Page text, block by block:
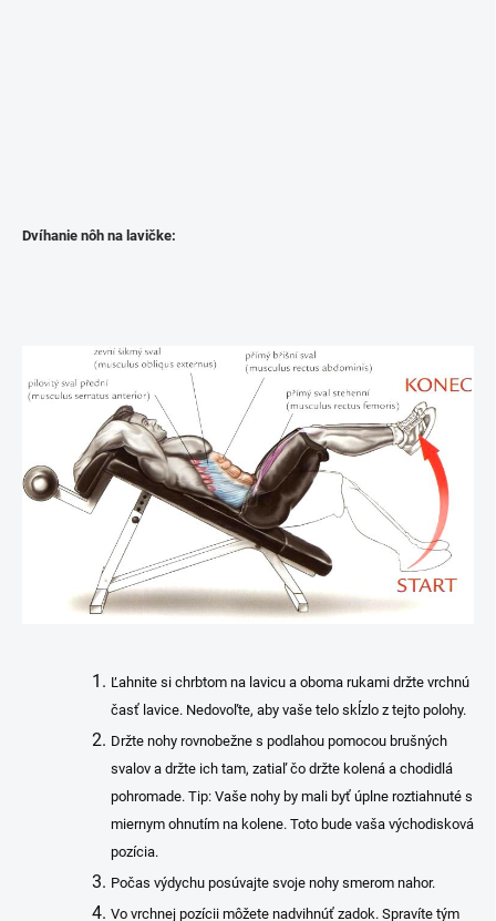
Dvíhanie nôh na lavičke:
Ľahnite si chrbtom na lavicu a oboma rukami držte vrchnú
časť lavice. Nedovoľte, aby vaše telo skĺzlo z tejto polohy.
Držte nohy rovnobežne s podlahou pomocou brušných
svalov a držte ich tam, zatiaľ čo držte kolená a chodidlá
pohromade. Tip: Vaše nohy by mali byť úplne roztiahnuté s
miernym ohnutím na kolene. Toto bude vaša východisková
pozícia.
Počas výdychu posúvajte svoje nohy smerom nahor.
Vo vrchnej pozícii môžete nadvihnúť zadok. Spravíte tým